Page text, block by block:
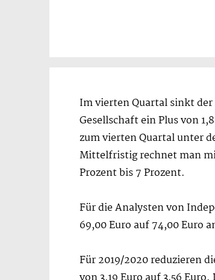
Im vierten Quartal sinkt der
Gesellschaft ein Plus von
zum vierten Quartal unter
Mittelfristig rechnet man
Prozent bis 7 Prozent.
Für die Analysten von
69,00 Euro auf 74,00 Euro
Für 2019/2020 reduzieren